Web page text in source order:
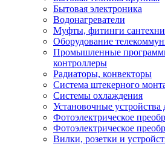
Бытовая электроника
Водонагреватели
Муфты, фитинги
Оборудование
Промышленные
контроллеры
Радиаторы, конвекторы
Система штекерного
Системы охлаждения
Установочные
Фотоэлектрическое
Фотоэлектрическое
Вилки, розетки и